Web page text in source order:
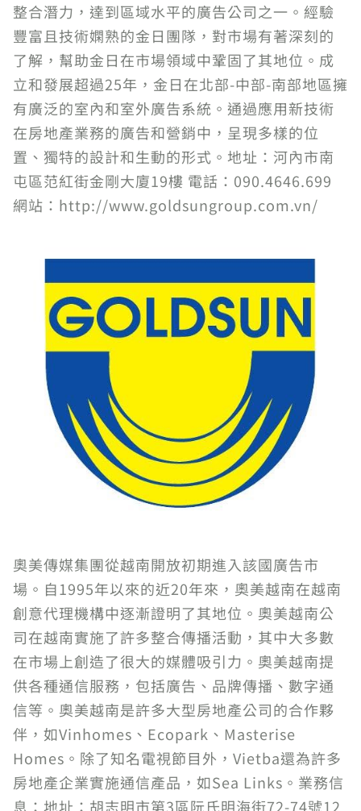
整合潛力，達到區域水平的廣告公司之一。經驗
豐富且技術嫻熟的金日團隊，對市場有著深刻的
了解，幫助金日在市場領域中鞏固了其地位。成
立和發展超過25年，金日在北部-中部-南部地區擁
有廣泛的室內和室外廣告系統。通過應用新技術
在房地產業務的廣告和營銷中，呈現多樣的位
置、獨特的設計和生動的形式。地址：河內市南
屯區范紅街金剛大廈19樓 電話：090.4646.699
網站：http://www.goldsungroup.com.vn/
奧美傳媒集團從越南開放初期進入該國廣告市
場。自1995年以來的近20年來，奧美越南在越南
創意代理機構中逐漸證明了其地位。奧美越南公
司在越南實施了許多整合傳播活動，其中大多數
在市場上創造了很大的媒體吸引力。奧美越南提
供各種通信服務，包括廣告、品牌傳播、數字通
信等。奧美越南是許多大型房地產公司的合作夥
伴，如Vinhomes、Ecopark、Masterise
Homes。除了知名電視節目外，Vietba還為許多
房地產企業實施通信產品，如Sea Links。業務信
息：地址：胡志明市第3區阮氏明海街72-74號12